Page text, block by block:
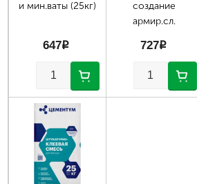
и мин.ваты (25кг)
647p
создание
армир.сл.
727p